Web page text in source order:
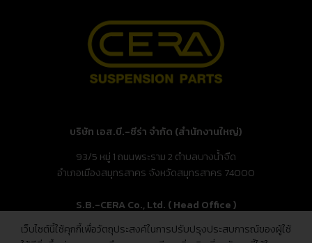
บริษัท เอส.บี.-ซีร่า จำกัด (สำนักงานใหญ่)
93/5 หมู่ 1 ถนนพระราม 2 ตำบลบางน้ำจืด
อำเภอเมืองสมุทรสาคร จังหวัดสมุทรสาคร 74000
S.B.-CERA Co., Ltd. ( Head Office )
93/5 Moo.1, Rama 2 Rd., Bang Nam Chuet,
เว็บไซต์นี้ใช้คุกกี้เพื่อวัตถุประสงค์ในการปรับปรุงประสบการณ์ของผู้ใช้